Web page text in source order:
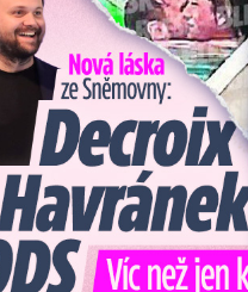
přítomnost vojáků
Video se
ukrajinského Centra
má ukazovat vojáky
strategické komunikace